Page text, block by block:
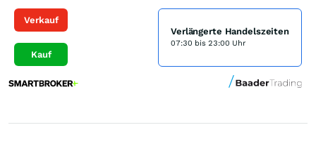
Verkauf
Kauf
Verlängerte Handelszeiten
07:30 bis 23:00 Uhr